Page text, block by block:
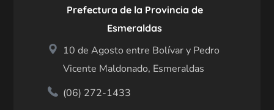
Prefectura de la Provincia de
Esmeraldas
10 de Agosto entre Bolívar y Pedro
Vicente Maldonado, Esmeraldas
(06) 272-1433